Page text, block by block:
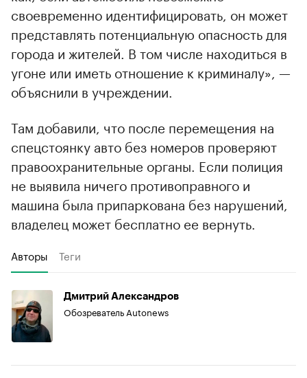
своевременно идентифицировать, он может
представлять потенциальную опасность для
города и жителей. В том числе находиться в
угоне или иметь отношение к криминалу», —
объяснили в учреждении.
Там добавили, что после перемещения на
спецстоянку авто без номеров проверяют
правоохранительные органы. Если полиция
не выявила ничего противоправного и
машина была припаркована без нарушений,
владелец может бесплатно ее вернуть.
Авторы Теги
Дмитрий Александров
Обозреватель Autonews